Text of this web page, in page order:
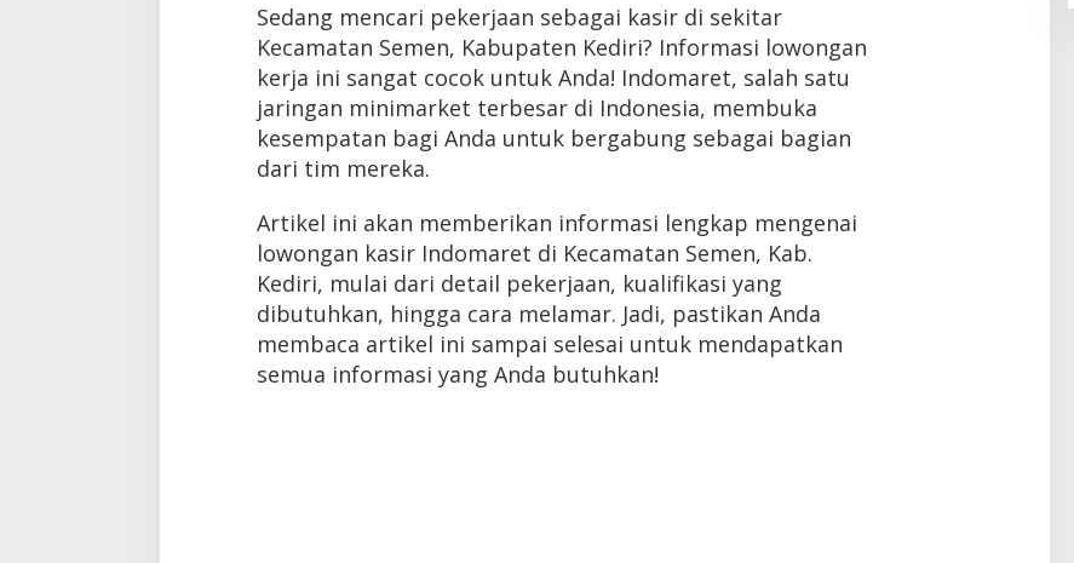
Sedang mencari pekerjaan sebagai kasir di sekitar
Kecamatan Semen, Kabupaten Kediri? Informasi lowongan
kerja ini sangat cocok untuk Anda! Indomaret, salah satu
jaringan minimarket terbesar di Indonesia, membuka
kesempatan bagi Anda untuk bergabung sebagai bagian
dari tim mereka.
Artikel ini akan memberikan informasi lengkap mengenai
lowongan kasir Indomaret di Kecamatan Semen, Kab.
Kediri, mulai dari detail pekerjaan, kualifikasi yang
dibutuhkan, hingga cara melamar. Jadi, pastikan Anda
membaca artikel ini sampai selesai untuk mendapatkan
semua informasi yang Anda butuhkan!